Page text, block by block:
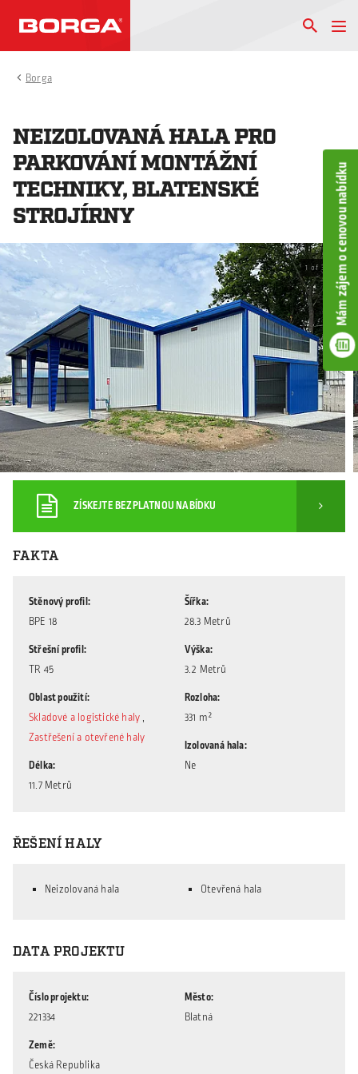
Mám zájem o cenovou nabídku
Borga
NEIZOLOVANÁ HALA PRO
PARKOVÁNÍ MONTÁŽNÍ
TECHNIKY, BLATENSKÉ
STROJÍRNY
1 of 3
ZÍSKEJTE BEZPLATNOU NABÍDKU
FAKTA
Stěnový profil
BPE 18
Střešní profil
TR 45
Oblast použití
Skladové a logistické haly ,
Zastřešení a otevřené haly
Délka
11.7 Metrů
Šířka
28.3 Metrů
Výška
3.2 Metrů
Rozloha
331 m²
Izolovaná hala
Ne
ŘEŠENÍ HALY
Neizolovaná hala Otevřená hala
DATA PROJEKTU
Číslo projektu
221334
Země
Česká Republika
Město
Blatná